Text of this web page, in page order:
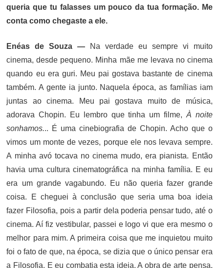
queria que tu falasses um pouco da tua formação. Me
conta como chegaste a ele.
Enéas de Souza — Na verdade eu sempre vi muito
cinema, desde pequeno. Minha mãe me levava no cinema
quando eu era guri. Meu pai gostava bastante de cinema
também. A gente ia junto. Naquela época, as famílias iam
juntas ao cinema. Meu pai gostava muito de música,
adorava Chopin. Eu lembro que tinha um filme, À noite
sonhamos... É uma cinebiografia de Chopin. Acho que o
vimos um monte de vezes, porque ele nos levava sempre.
A minha avó tocava no cinema mudo, era pianista. Então
havia uma cultura cinematográfica na minha família. E eu
era um grande vagabundo. Eu não queria fazer grande
coisa. E cheguei à conclusão que seria uma boa ideia
fazer Filosofia, pois a partir dela poderia pensar tudo, até o
cinema. Aí fiz vestibular, passei e logo vi que era mesmo o
melhor para mim. A primeira coisa que me inquietou muito
foi o fato de que, na época, se dizia que o único pensar era
a Filosofia. E eu combatia esta ideia. A obra de arte pensa,